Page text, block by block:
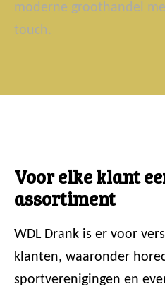
moderne groothandel
touch.
Voor elke klant
assortiment
WDL Drank is er voor
klanten, waaronder
sportverenigingen en